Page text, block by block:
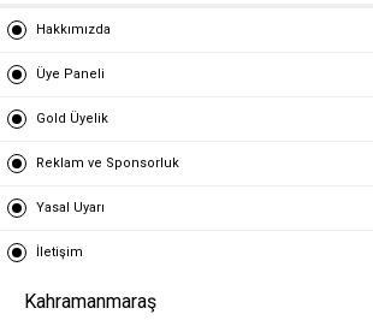
Hakkımızda
Üye Paneli
Gold Üyelik
Reklam ve Sponsorluk
Yasal Uyarı
İletişim
Kahramanmaraş